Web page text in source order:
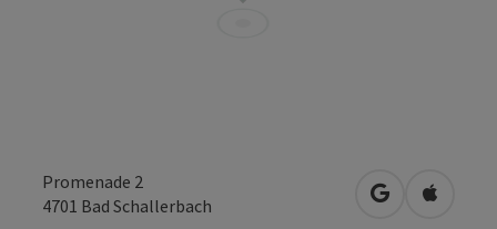
Promenade 2
4701 Bad Schallerbach in Google
in